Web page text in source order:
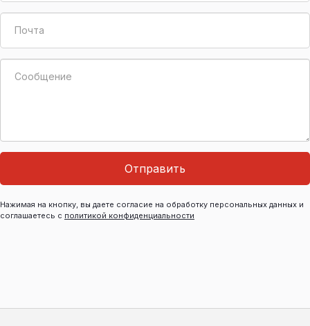
Отправить
Нажимая на кнопку, вы даете согласие на обработку персональных данных и
соглашаетесь с политикой конфиденциальности